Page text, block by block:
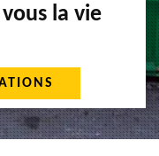
la vie